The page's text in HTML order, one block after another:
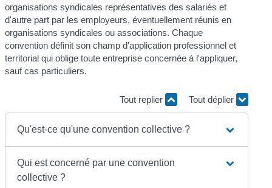
organisations syndicales représentatives des salariés et
d'autre part par les employeurs, éventuellement réunis en
organisations syndicales ou associations. Chaque
convention définit son champ d'application professionnel et
territorial qui oblige toute entreprise concernée à l'appliquer,
sauf cas particuliers.
Tout replier Tout déplier
Qu'est-ce qu'une convention collective ?
Qui est concerné par une convention
collective ?